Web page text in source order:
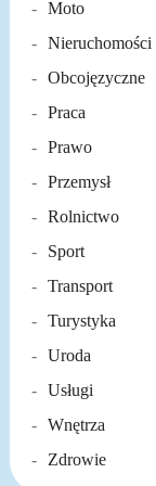
Moto
Nieruchomości
Obcojęzyczne
Praca
Prawo
Przemysł
Rolnictwo
Sport
Transport
Turystyka
Uroda
Usługi
Wnętrza
Zdrowie